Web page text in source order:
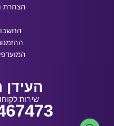
הצהרת
שירות